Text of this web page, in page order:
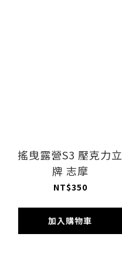
搖曳露營S3 壓克力立
牌 志摩
NT$350
加入購物車